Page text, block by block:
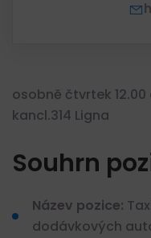
osobně čtvrtek 12.00
kancl.314 Ligna
Souhrn
Název pozice:
dodávkových